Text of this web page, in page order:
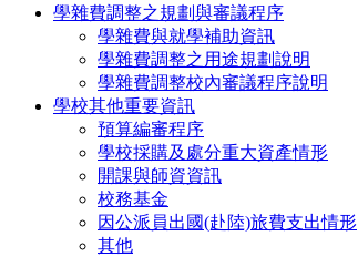
學雜費調整之規劃與審議程序
學雜費與就學補助資訊
學雜費調整之用途規劃說明
學雜費調整校內審議程序說明
學校其他重要資訊
預算編審程序
學校採購及處分重大資產情形
開課與師資資訊
校務基金
因公派員出國(赴陸)旅費支出情形
其他